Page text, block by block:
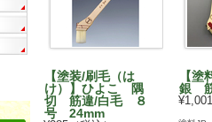
【塗装/刷毛（は
け）】ひよこ 隅
切 筋違/白毛 ８
号 24mm
【塗
銀